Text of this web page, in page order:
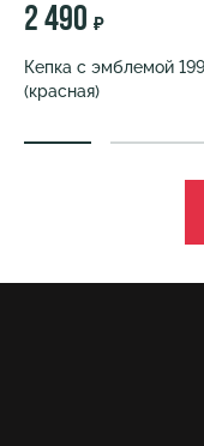
2 490 ₽
Кепка с эмблемой
(красная)